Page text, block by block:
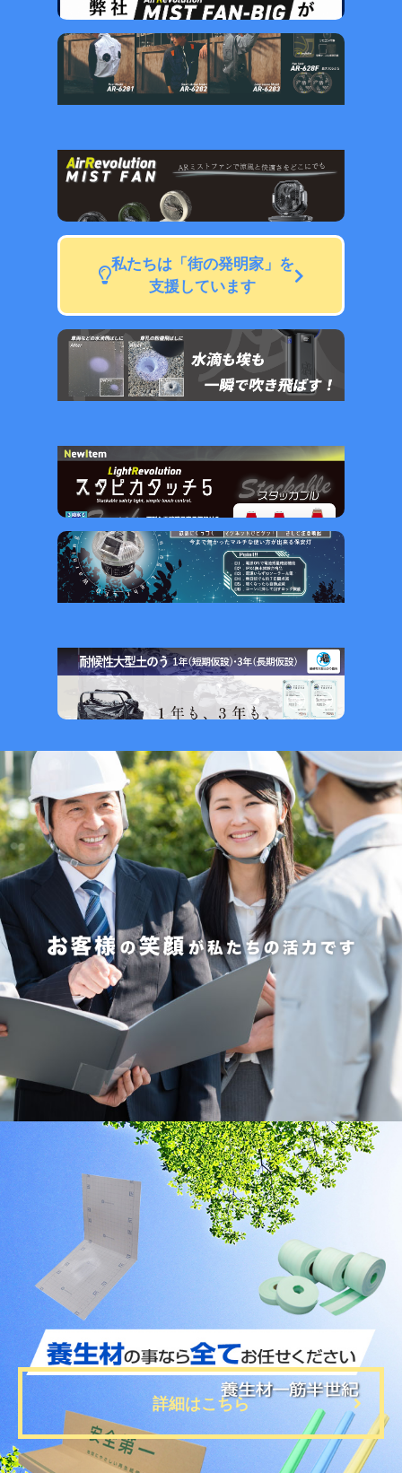
私たちは「街の発明家」を
支援しています
お知らせ
NEW 2026.7.31
警視庁で弊社MISTFAN-BIGが採用されました
NEW 2026.7.8
夏季休業のお知らせ
熱中症対策カタログ2026発刊のお知らせ
臨時休業のお知らせ
2026.2.13
建設資材製品カタログ更新のお知らせ
詳細はこちら